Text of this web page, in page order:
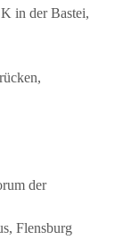
in der Bastei,
der
Flensburg